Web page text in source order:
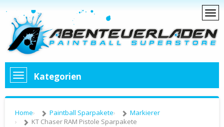
Kategorien
Home Paintball Sparpakete
Markierer
KT Chaser RAM Pistole Sparpakete